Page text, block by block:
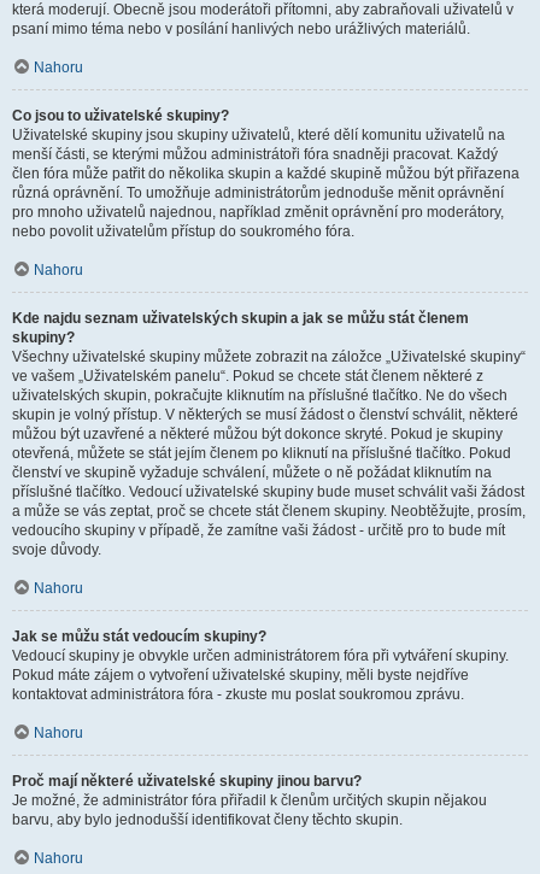
která moderují. Obecně jsou moderátoři přítomni, aby zabraňovali uživatelů v
psaní mimo téma nebo v posílání hanlivých nebo urážlivých materiálů.
Nahoru
Co jsou to uživatelské skupiny?
Uživatelské skupiny jsou skupiny uživatelů, které dělí komunitu uživatelů na
menší části, se kterými můžou administrátoři fóra snadněji pracovat. Každý
člen fóra může patřit do několika skupin a každé skupině můžou být přiřazena
různá oprávnění. To umožňuje administrátorům jednoduše měnit oprávnění
pro mnoho uživatelů najednou, například změnit oprávnění pro moderátory,
nebo povolit uživatelům přístup do soukromého fóra.
Nahoru
Kde najdu seznam uživatelských skupin a jak se můžu stát členem
skupiny?
Všechny uživatelské skupiny můžete zobrazit na záložce „Uživatelské skupiny“
ve vašem „Uživatelském panelu“. Pokud se chcete stát členem některé z
uživatelských skupin, pokračujte kliknutím na příslušné tlačítko. Ne do všech
skupin je volný přístup. V některých se musí žádost o členství schválit, některé
můžou být uzavřené a některé můžou být dokonce skryté. Pokud je skupiny
otevřená, můžete se stát jejím členem po kliknutí na příslušné tlačítko. Pokud
členství ve skupině vyžaduje schválení, můžete o ně požádat kliknutím na
příslušné tlačítko. Vedoucí uživatelské skupiny bude muset schválit vaši žádost
a může se vás zeptat, proč se chcete stát členem skupiny. Neobtěžujte, prosím,
vedoucího skupiny v případě, že zamítne vaši žádost - určitě pro to bude mít
svoje důvody.
Nahoru
Jak se můžu stát vedoucím skupiny?
Vedoucí skupiny je obvykle určen administrátorem fóra při vytváření skupiny.
Pokud máte zájem o vytvoření uživatelské skupiny, měli byste nejdříve
kontaktovat administrátora fóra - zkuste mu poslat soukromou zprávu.
Nahoru
Proč mají některé uživatelské skupiny jinou barvu?
Je možné, že administrátor fóra přiřadil k členům určitých skupin nějakou
barvu, aby bylo jednodušší identifikovat členy těchto skupin.
Nahoru